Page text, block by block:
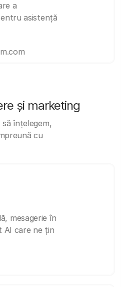
a
asistență
și marketing
înțelegem,
cu
mesagerie în
AI care ne țin